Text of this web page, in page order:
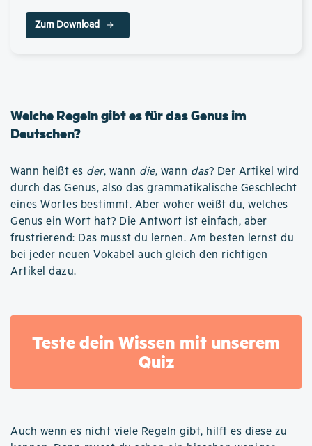
Zum Download
Welche Regeln gibt es für das Genus im
Deutschen?
Wann heißt es der, wann die, wann das? Der Artikel wird
durch das Genus, also das grammatikalische Geschlecht
eines Wortes bestimmt. Aber woher weißt du, welches
Genus ein Wort hat? Die Antwort ist einfach, aber
frustrierend: Das musst du lernen. Am besten lernst du
bei jeder neuen Vokabel auch gleich den richtigen
Artikel dazu.
Teste dein Wissen mit unserem
Quiz
Auch wenn es nicht viele Regeln gibt, hilft es diese zu